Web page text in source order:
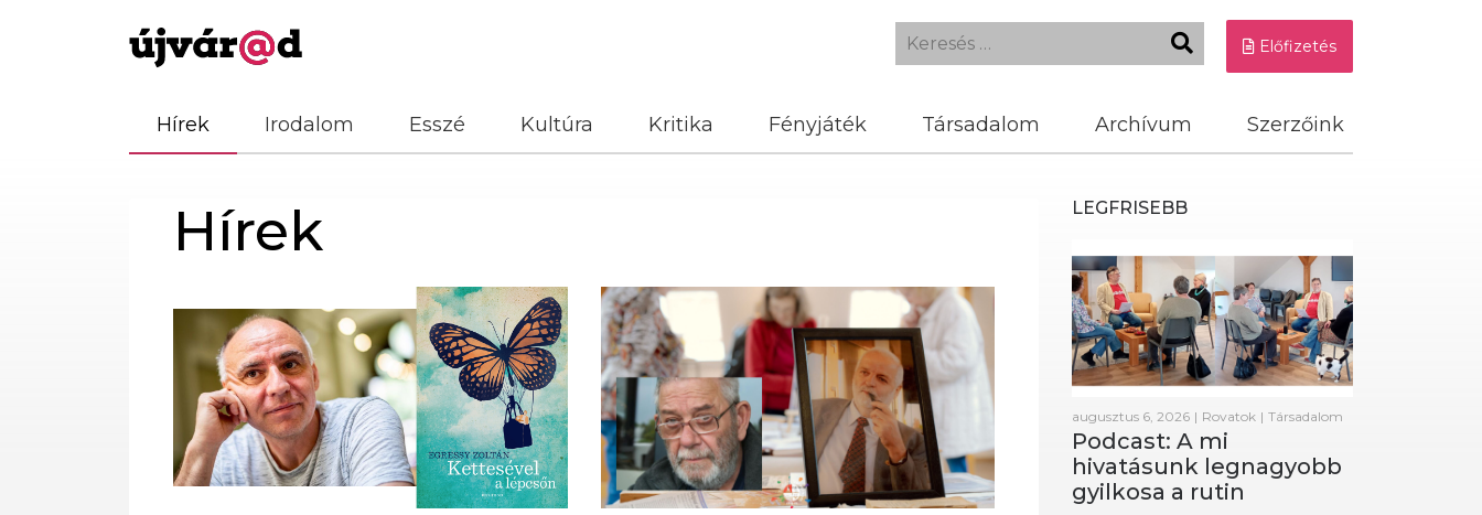
Előfizetés
Hírek Irodalom Esszé Kultúra Kritika Fényjáték Társadalom Archívum Szerzőink
Hírek LEGFRISEBB
augusztus 6, 2026 | Rovatok | Társadalom
Podcast: A mi
hivatásunk legnagyobb
gyilkosa a rutin